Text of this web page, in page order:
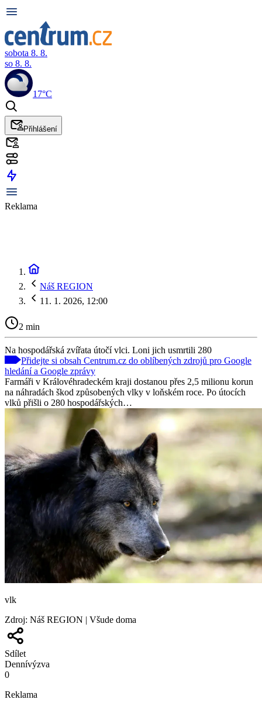
sobota 8. 8.
so 8. 8.
17°C
Přihlášení
Reklama
Náš REGION
11. 1. 2026, 12:00
2 min
Na hospodářská zvířata útočí vlci. Loni jich usmrtili 280
Přidejte si obsah Centrum.cz do oblíbených zdrojů pro Google
hledání a Google zprávy
Farmáři v Královéhradeckém kraji dostanou přes 2,5 milionu korun
na náhradách škod způsobených vlky v loňském roce. Po útocích
vlků přišli o 280 hospodářských…
vlk
Zdroj: Náš REGION | Všude doma
Sdílet
Dennívýzva
0
Reklama